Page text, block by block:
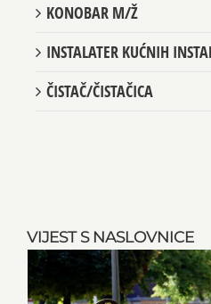
VIJEST S NASLOVNICE
KONOBAR M/Ž
INSTALATER KUĆNIH
ČISTAČ/ČISTAČICA